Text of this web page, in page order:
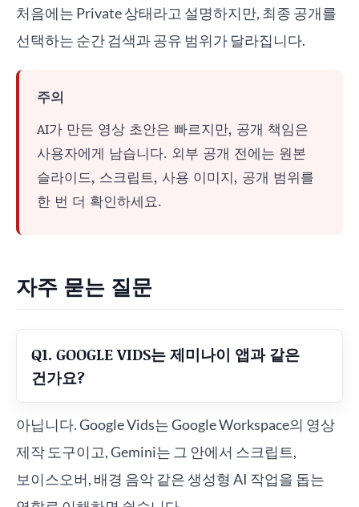
처음에는 Private 상태라고 설명하지만, 최종 공개를
선택하는 순간 검색과 공유 범위가 달라집니다.
주의
AI가 만든 영상 초안은 빠르지만, 공개 책임은
사용자에게 남습니다. 외부 공개 전에는 원본
슬라이드, 스크립트, 사용 이미지, 공개 범위를
한 번 더 확인하세요.
자주 묻는 질문
Q1. GOOGLE VIDS는 제미나이 앱과 같은
건가요?
아닙니다. Google Vids는 Google Workspace의 영상
제작 도구이고, Gemini는 그 안에서 스크립트,
보이스오버, 배경 음악 같은 생성형 AI 작업을 돕는